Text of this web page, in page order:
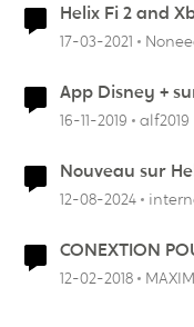
Helix Fi 2 and
17-03-2021
App Disney +
16-11-2019 alf2019
Nouveau sur
12-08-2024
CONEXTION
12-02-2018